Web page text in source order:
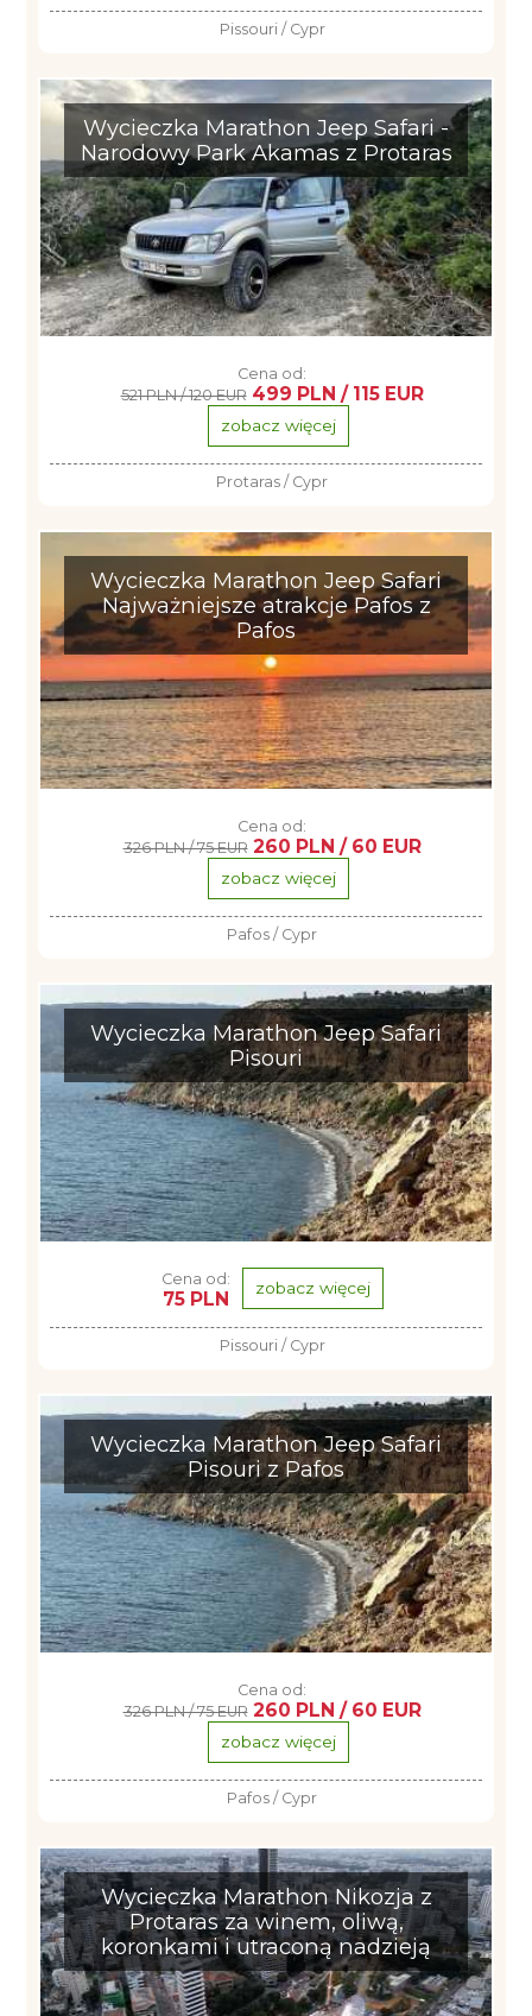
Pissouri / Cypr
Wycieczka Marathon Jeep Safari -
Narodowy Park Akamas z Protaras
Cena od:
521 PLN / 120 EUR 499 PLN / 115 EUR
zobacz więcej
Protaras / Cypr
Wycieczka Marathon Jeep Safari
Najważniejsze atrakcje Pafos z
Pafos
Cena od:
326 PLN / 75 EUR 260 PLN / 60 EUR
zobacz więcej
Pafos / Cypr
Wycieczka Marathon Jeep Safari
Pisouri
Cena od:
75 PLN zobacz więcej
Pissouri / Cypr
Wycieczka Marathon Jeep Safari
Pisouri z Pafos
Cena od:
326 PLN / 75 EUR 260 PLN / 60 EUR
zobacz więcej
Pafos / Cypr
Wycieczka Marathon Nikozja z
Protaras za winem, oliwą,
koronkami i utraconą nadzieją